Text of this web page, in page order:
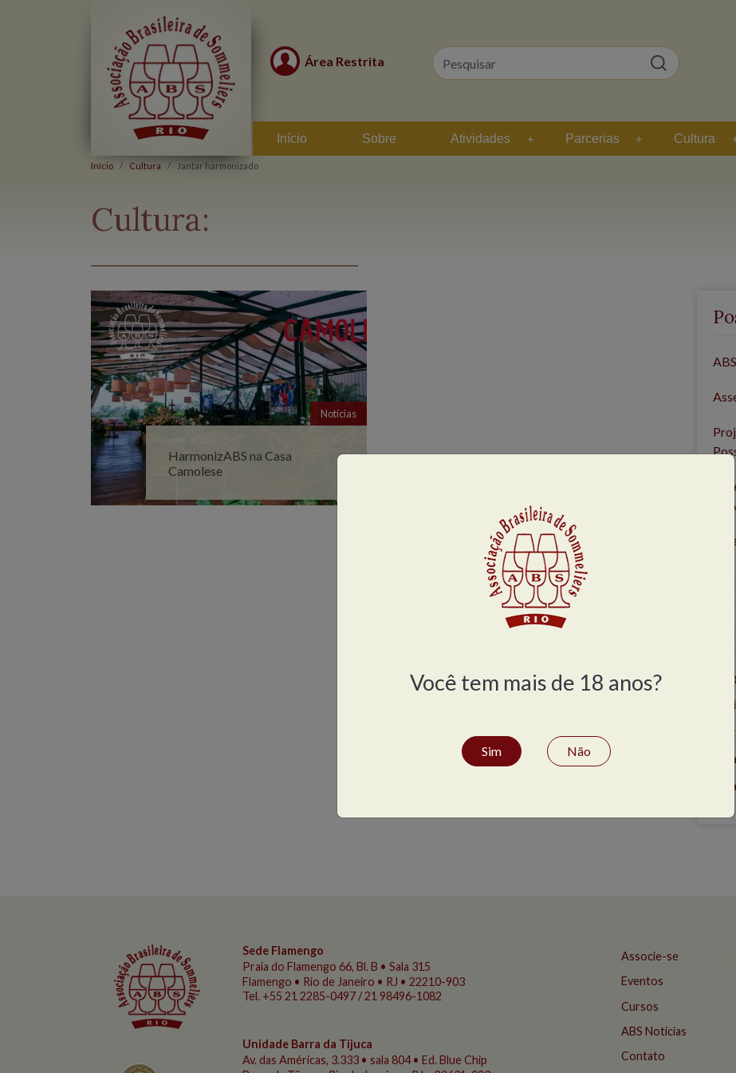
Área Restrita
Início Sobre Atividades Parcerias Cultura
Início Cultura Jantar harmonizado
Cultura:
Notícias
HarmonizABS na Casa
Camolese
Sede Flamengo
Praia do Flamengo 66, Bl. B • Sala 315
Flamengo • Rio de Janeiro • RJ • 22210-903
Tel. +55 21 2285-0497 / 21 98496-1082
Unidade Barra da Tijuca
Av. das Américas, 3.333 • sala 804 • Ed. Blue Chip
Associe-se
Eventos
Cursos
ABS Notícias
Contato
Você tem mais de 18 anos?
Sim Não